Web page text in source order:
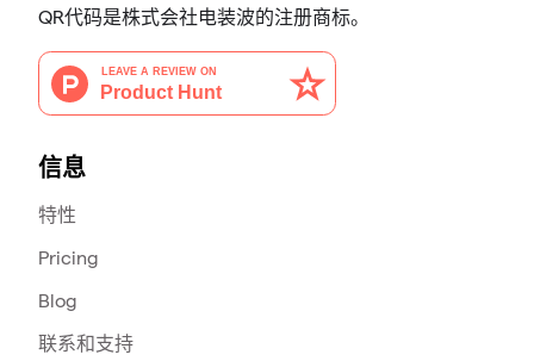
QR代码是株式会社电装波的注册商标。
信息
特性
Pricing
Blog
联系和支持